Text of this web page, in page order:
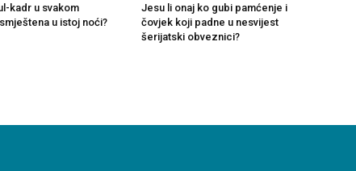
kadr u svakom
u istoj noći?
Jesu li onaj ko gubi pamćenje i
čovjek koji padne u nesvijest
šerijatski obveznici?